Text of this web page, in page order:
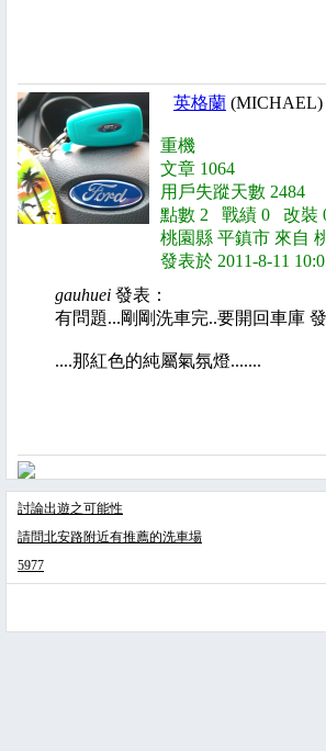
英格蘭 (MICHAEL)
重機
文章 1064
用戶失蹤天數 2484
點數 2 戰績 0 改裝
桃園縣 平鎮市 來自
發表於 2011-8-11
gauhuei 發表：
有問題...剛剛洗車完..要開回車庫
....那紅色的純屬氣氛燈.......
討論出遊之可能性
請問北安路附近有推薦的洗車場
5977